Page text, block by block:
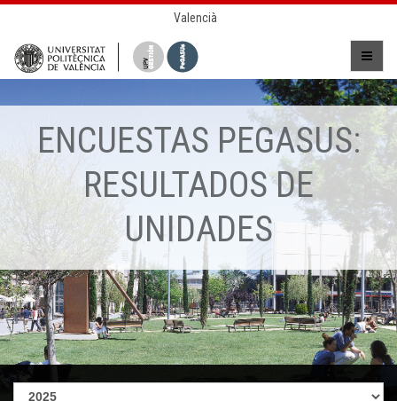
Valencià
ENCUESTAS PEGASUS:
RESULTADOS DE
UNIDADES